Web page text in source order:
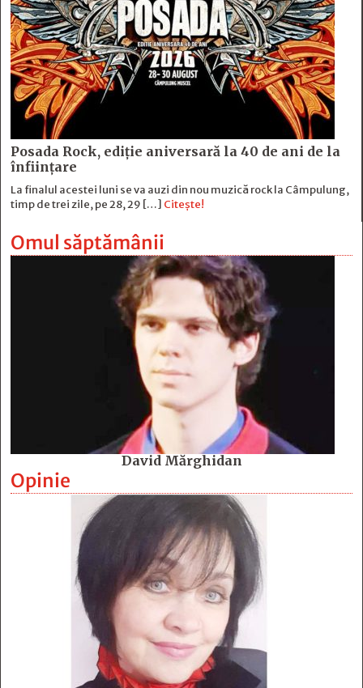
Posada Rock, ediţie aniversară la 40 de ani de la
înfiinţare
La finalul acestei luni se va auzi din nou muzică rock la Câmpulung,
timp de trei zile, pe 28, 29 […] Citește!
Omul săptămânii
David Mărghidan
Opinie